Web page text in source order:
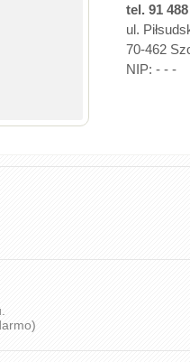
tel. 91
ul.
70-462
NIP: - - -